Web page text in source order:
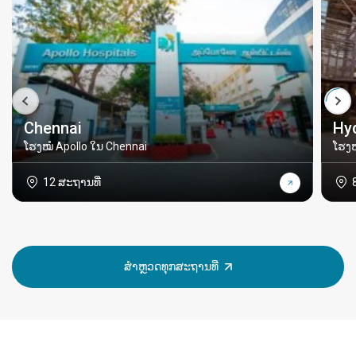
Chennai
ໂຮງໝໍ Apollo ໃນ Chennai
12 ສະຖານທີ່
ໂຮງ
ສຳຫຼວດທຸກສະຖານທີ່